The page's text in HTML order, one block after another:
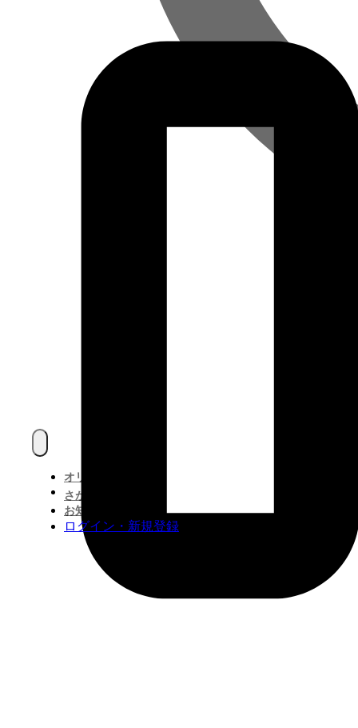
オリジナル作品一覧
さがす
お知らせ
ログイン・新規登録